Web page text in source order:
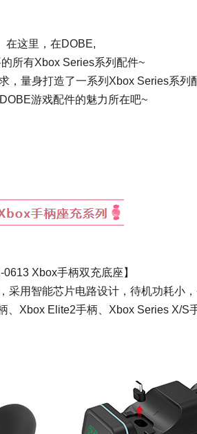
在这里，在DOBE,
所有Xbox Series系列配件~
，量身打造了一系列Xbox Series系列
游戏配件的魅力所在吧~
0613 Xbox手柄双充底座】
采用智能芯片电路设计，待机功耗小，
、Xbox Elite2手柄、Xbox Series X/S